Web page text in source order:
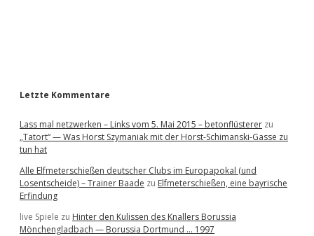
Letzte Kommentare
Lass mal netzwerken – Links vom 5. Mai 2015 – betonflüsterer zu
„Tatort“ — Was Horst Szymaniak mit der Horst-Schimanski-Gasse zu
tun hat
Alle Elfmeterschießen deutscher Clubs im Europapokal (und
Losentscheide) – Trainer Baade zu Elfmeterschießen, eine bayrische
Erfindung
live Spiele zu Hinter den Kulissen des Knallers Borussia
Mönchengladbach — Borussia Dortmund … 1997